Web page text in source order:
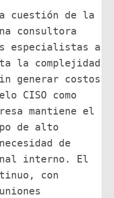
cuestión de la
consultora
especialistas a
la complejidad
generar costos
CISO como
mantiene el
de alto
de
interno. El
con